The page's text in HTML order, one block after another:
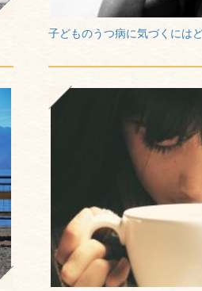
子どものうつ病に気づくには